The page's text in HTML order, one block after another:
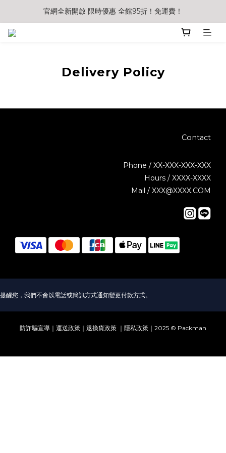
官網全新開啟 限時優惠 全館95折！免運費！
Delivery Policy
Contact
Phone / XX-XXX-XXX-XXX
Hours / XXXX-XXXX
Mail / XXX@XXXX.COM
提醒您，我們不會以電話或簡訊方式通知變更付款方式。
防詐騙宣導 ｜ 運送政策 ｜ 退換貨政策 ｜ 隱私政策 ｜2025 © Packman